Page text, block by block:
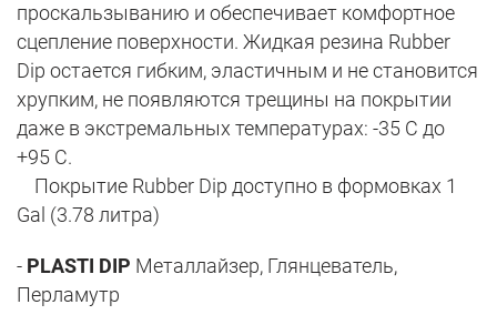
проскальзыванию и обеспечивает комфортное
сцепление поверхности. Жидкая резина Rubber
Dip остается гибким, эластичным и не становится
хрупким, не появляются трещины на покрытии
даже в экстремальных температурах: -35 C до
+95 С.
Покрытие Rubber Dip доступно в формовках 1
Gal (3.78 литра)
- PLASTI DIP Металлайзер, Глянцеватель,
Перламутр